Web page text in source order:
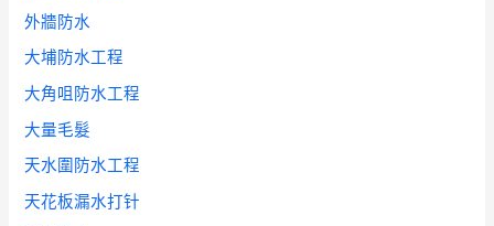
外牆防水
大埔防水工程
大角咀防水工程
大量毛髮
天水圍防水工程
天花板漏水打针